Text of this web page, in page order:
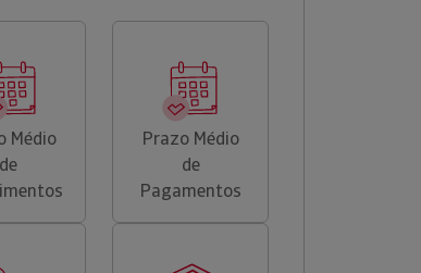
Médio
de
Prazo Médio
de
Pagamentos